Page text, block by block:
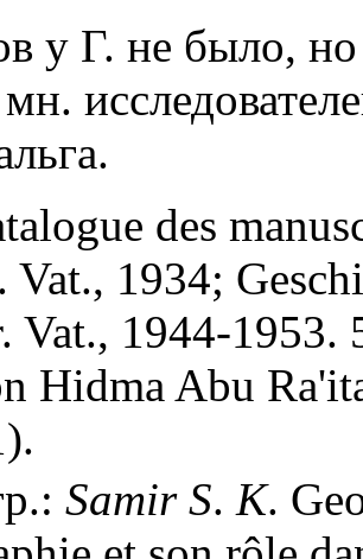
у Г. не было,
des
Vat., 1934;
Vat., 1944-1953.
Hidma Abu
Samir S. K.